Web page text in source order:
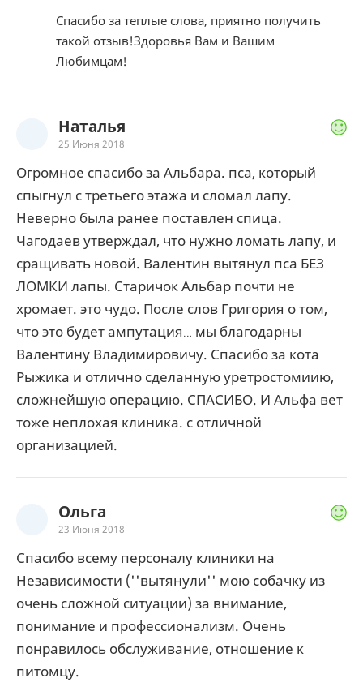
Спасибо за теплые слова, приятно получить
такой отзыв!Здоровья Вам и Вашим
Любимцам!
Наталья
25 Июня 2018
Огромное спасибо за Альбара. пса, который
спыгнул с третьего этажа и сломал лапу.
Неверно была ранее поставлен спица.
Чагодаев утверждал, что нужно ломать лапу, и
сращивать новой. Валентин вытянул пса БЕЗ
ЛОМКИ лапы. Старичок Альбар почти не
хромает. это чудо. После слов Григория о том,
что это будет ампутация… мы благодарны
Валентину Владимировичу. Спасибо за кота
Рыжика и отлично сделанную уретростомиию,
сложнейшую операцию. СПАСИБО. И Альфа вет
тоже неплохая клиника. с отличной
организацией.
Ольга
23 Июня 2018
Спасибо всему персоналу клиники на
Независимости (''вытянули'' мою собачку из
очень сложной ситуации) за внимание,
понимание и профессионализм. Очень
понравилось обслуживание, отношение к
питомцу.